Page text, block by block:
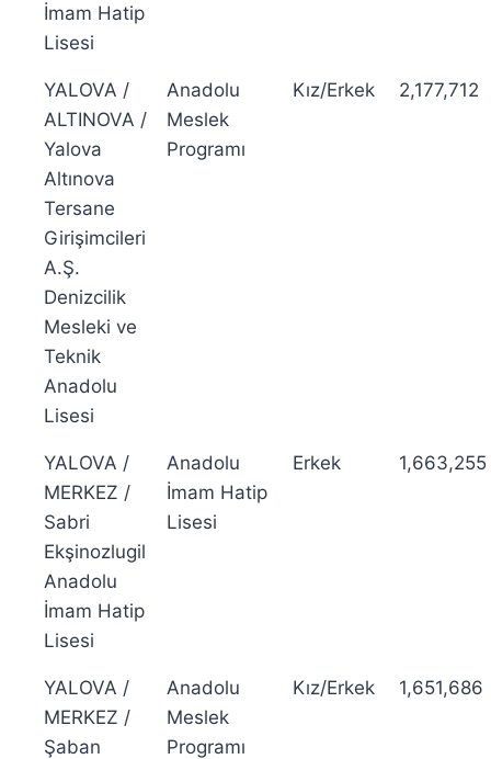
İmam Hatip
Lisesi
YALOVA /
ALTINOVA /
Yalova
Altınova
Tersane
Girişimcileri
A.Ş.
Denizcilik
Mesleki ve
Teknik
Anadolu
Lisesi
Anadolu
Meslek
Programı
Kız/Erkek 2,177,712
YALOVA /
MERKEZ /
Sabri
Ekşinozlugil
Anadolu
İmam Hatip
Lisesi
Anadolu
İmam Hatip
Lisesi
Erkek 1,663,255
YALOVA /
MERKEZ /
Şaban
Anadolu
Meslek
Programı
Kız/Erkek 1,651,686